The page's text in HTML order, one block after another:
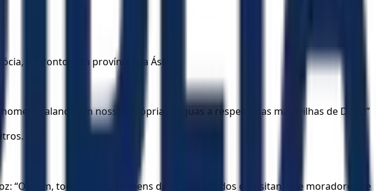
do Ponto e da província da Ásia,
falando em nossas próprias línguas a respeito das maravilhas de Deus!”
“Ouçam, todos vocês, homens da Judeia, e todos os visitantes e moradores de